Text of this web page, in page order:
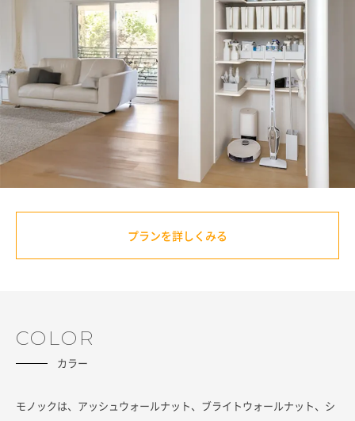
プランを詳しくみる
COLOR
カラー
モノックは、アッシュウォールナット、ブライトウォールナット、シ